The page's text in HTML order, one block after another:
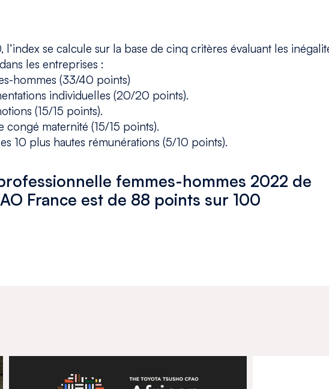
l’index se calcule sur la base de cinq critères évaluant les
les entreprises :
hommes (33/40 points)
individuelles (20/20 points).
(15/15 points).
maternité (15/15 points).
10 plus hautes rémunérations (5/10 points).
femmes-hommes 2022 de
France est de 88 points sur 100